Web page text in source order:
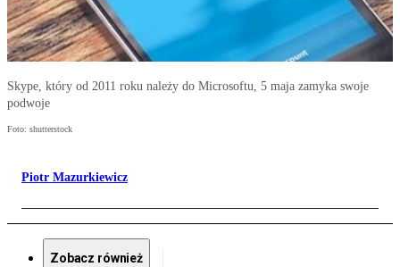
Skype, który od 2011 roku należy do Microsoftu, 5 maja zamyka swoje
podwoje
Foto: shutterstock
Piotr Mazurkiewicz
Zobacz również